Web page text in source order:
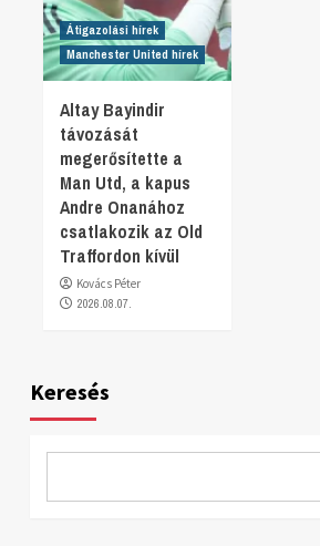
Átigazolási hírek
Manchester United hírek
Altay Bayindir
távozását
megerősítette a
Man Utd, a kapus
Andre Onanához
csatlakozik az Old
Traffordon kívül
Kovács Péter
2026.08.07.
Keresés